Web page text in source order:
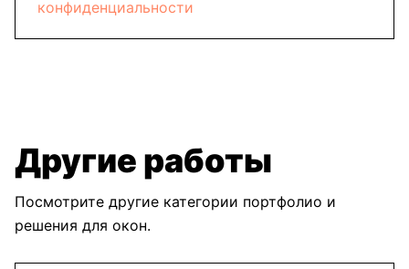
конфиденциальности
Другие работы
Посмотрите другие категории портфолио и
решения для окон.